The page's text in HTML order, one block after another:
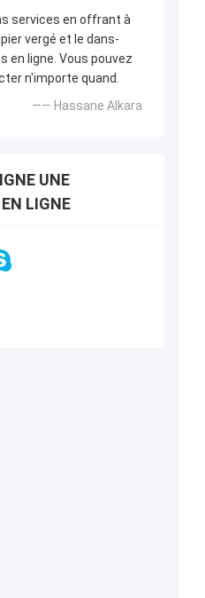
services en offrant à
vergé et le dans-
en ligne. Vous pouvez
n'importe quand.
—— Hassane Alkara
UNE
LIGNE